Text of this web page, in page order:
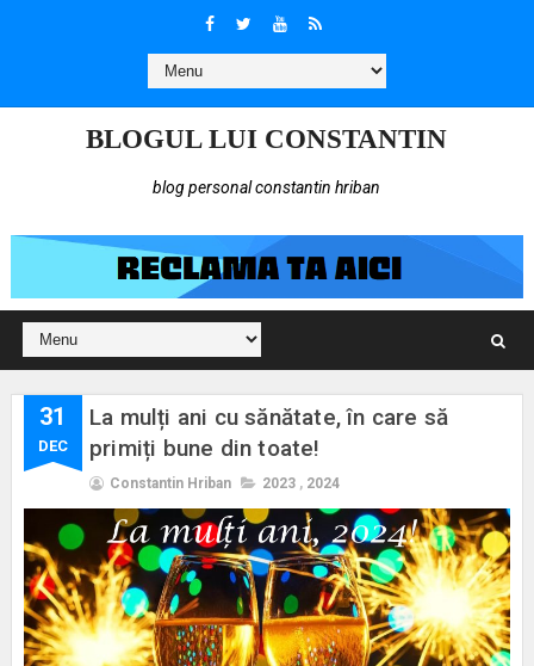
BLOGUL LUI CONSTANTIN
blog personal constantin hriban
31
DEC
La mulți ani cu sănătate, în care să
primiți bune din toate!
Constantin Hriban 2023 , 2024